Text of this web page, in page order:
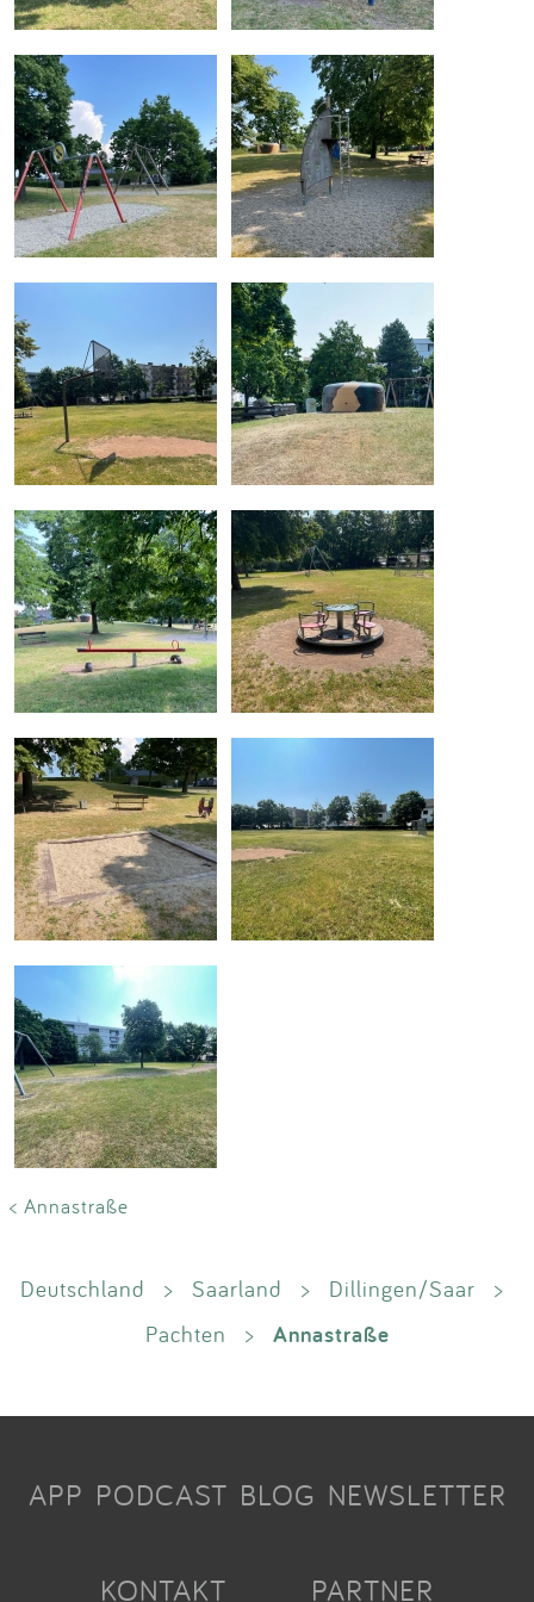
< Annastraße
Deutschland > Saarland > Dillingen/Saar
>
Pachten
> Annastraße
APP PODCAST BLOG NEWSLETTER
KONTAKT PARTNER